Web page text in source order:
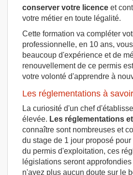
conserver votre licence et
votre métier en toute légalité.
Cette formation va compléter
professionnelle, en 10 ans,
beaucoup d'expérience et de
renouvellement de ce permis
votre volonté d'apprendre à
Les réglementations à savoir
La curiosité d'un chef
élevée. Les réglementations
connaître sont nombreuses et
du stage de 1 jour proposé
du permis d'exploitation, ces
législations seront
n'ayez plus aucun doute sur le